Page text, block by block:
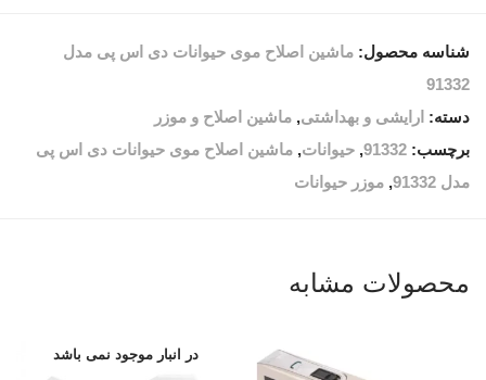
شناسه محصول: ماشین اصلاح موی حیوانات دی اس پی مدل
91332
دسته: ارایشی و بهداشتی, ماشین اصلاح و موزر
برچسب: 91332
, حیوانات, ماشین اصلاح موی حیوانات دی اس پی
مدل 91332
, موزر حیوانات
محصولات مشابه